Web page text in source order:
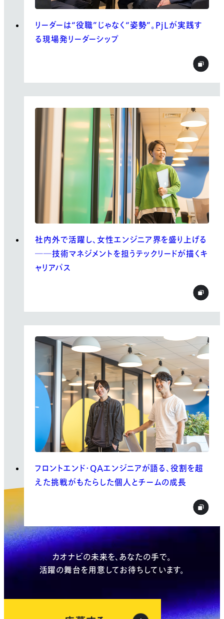
リーダーは“役職”じゃなく“姿勢”。PjLが実践す
る現場発リーダーシップ
社内外で活躍し、女性エンジニア界を盛り上げる
──技術マネジメントを担うテックリードが描くキ
ャリアパス
フロントエンド・QAエンジニアが語る、役割を超
えた挑戦がもたらした個人とチームの成長
カオナビの未来を、あなたの手で。
活躍の舞台を用意してお待ちしています。